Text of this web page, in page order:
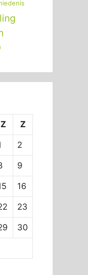
Z Z
2
9
16
23
30